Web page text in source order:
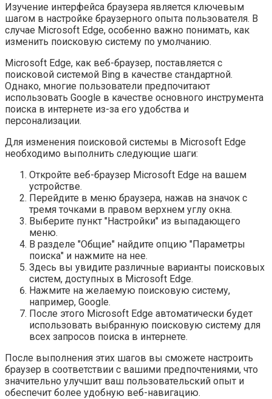
Изучение интерфейса браузера является ключевым
шагом в настройке браузерного опыта пользователя. В
случае Microsoft Edge, особенно важно понимать, как
изменить поисковую систему по умолчанию.
Microsoft Edge, как веб-браузер, поставляется с
поисковой системой Bing в качестве стандартной.
Однако, многие пользователи предпочитают
использовать Google в качестве основного инструмента
поиска в интернете из-за его удобства и
персонализации.
Для изменения поисковой системы в Microsoft Edge
необходимо выполнить следующие шаги:
Откройте веб-браузер Microsoft Edge на вашем
устройстве.
Перейдите в меню браузера, нажав на значок с
тремя точками в правом верхнем углу окна.
Выберите пункт "Настройки" из выпадающего
меню.
В разделе "Общие" найдите опцию "Параметры
поиска" и нажмите на нее.
Здесь вы увидите различные варианты поисковых
систем, доступных в Microsoft Edge.
Нажмите на желаемую поисковую систему,
например, Google.
После этого Microsoft Edge автоматически будет
использовать выбранную поисковую систему для
всех запросов поиска в интернете.
После выполнения этих шагов вы сможете настроить
браузер в соответствии с вашими предпочтениями, что
значительно улучшит ваш пользовательский опыт и
обеспечит более удобную веб-навигацию.